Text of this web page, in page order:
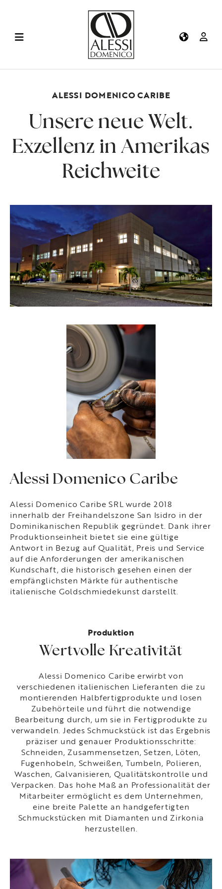
ALESSI DOMENICO CARIBE
Unsere neue Welt.
Exzellenz in Amerikas
Reichweite
Alessi Domenico Caribe
Alessi Domenico Caribe SRL wurde 2018
innerhalb der Freihandelszone San Isidro in der
Dominikanischen Republik gegründet. Dank ihrer
Produktionseinheit bietet sie eine gültige
Antwort in Bezug auf Qualität, Preis und Service
auf die Anforderungen der amerikanischen
Kundschaft, die historisch gesehen einen der
empfänglichsten Märkte für authentische
italienische Goldschmiedekunst darstellt.
Produktion
Wertvolle Kreativität
Alessi Domenico Caribe erwirbt von
verschiedenen italienischen Lieferanten die zu
montierenden Halbfertigprodukte und losen
Zubehörteile und führt die notwendige
Bearbeitung durch, um sie in Fertigprodukte zu
verwandeln. Jedes Schmuckstück ist das Ergebnis
präziser und genauer Produktionsschritte:
Schneiden, Zusammensetzen, Setzen, Löten,
Fugenhobeln, Schweißen, Tumbeln, Polieren,
Waschen, Galvanisieren, Qualitätskontrolle und
Verpacken. Das hohe Maß an Professionalität der
Mitarbeiter ermöglicht es dem Unternehmen,
eine breite Palette an handgefertigten
Schmuckstücken mit Diamanten und Zirkonia
herzustellen.